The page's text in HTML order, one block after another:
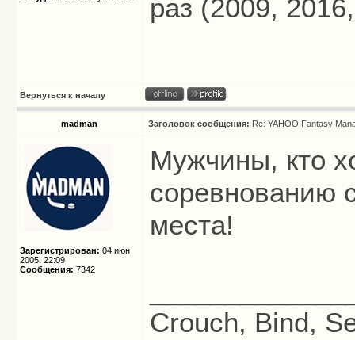
раз (2009,
Вернуться к началу
madman Заголовок сообщения: Re: YAHOO Fantasy
Зарегистрирован: 04 июн
2005, 22:09
Сообщения: 7342
Мужчины, кто
соревнованию
места!
Crouch, Bind,